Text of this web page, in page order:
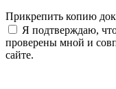
Прикрепить копию
Я подтверждаю,
проверены мной и
сайте.